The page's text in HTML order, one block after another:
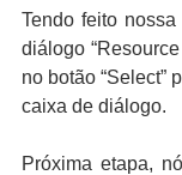
Tendo feito
diálogo
no botão “Select”
caixa de diálogo.
Próxima etapa,